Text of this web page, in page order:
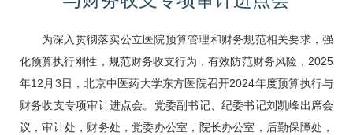
为深入贯彻落实公立医院预算管理和财务规范相关要求，强
化预算执行刚性，规范财务收支行为，有效防范财务风险，2025
年12月3日，北京中医药大学东方医院召开2024年度预算执行与
财务收支专项审计进点会。党委副书记、纪委书记刘凯峰出席会
议，审计处，财务处，党委办公室，院长办公室，后勤保障处，